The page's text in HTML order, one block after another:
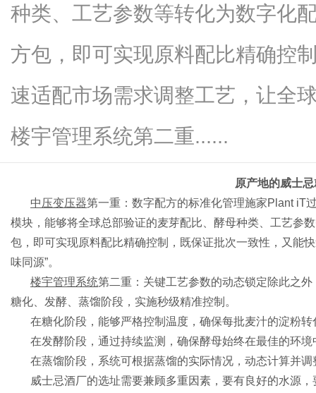
种类、工艺参数等转化为数字化
方包，即可实现原料配比精确控
速适配市场需求调整工艺，让全
楼宇管理系统第二重......
原产地的威士
中压变压器第一重：数字配方的标准化管理施家Plant iT
模块，能够将全球总部验证的麦芽配比、酵母种类、工艺参
包，即可实现原料配比精确控制，既保证批次一致性，又能
味同源”。
楼宇管理系统第二重：关键工艺参数的动态锁定除此之
糖化、发酵、蒸馏阶段，实施秒级精准控制。
在糖化阶段，能够严格控制温度，确保每批麦汁的淀粉
在发酵阶段，通过持续监测，确保酵母始终在最佳的环境
在蒸馏阶段，系统可根据蒸馏的实际情况，动态计算并
威士忌酒厂的选址需要兼顾多重因素，要有良好的水源